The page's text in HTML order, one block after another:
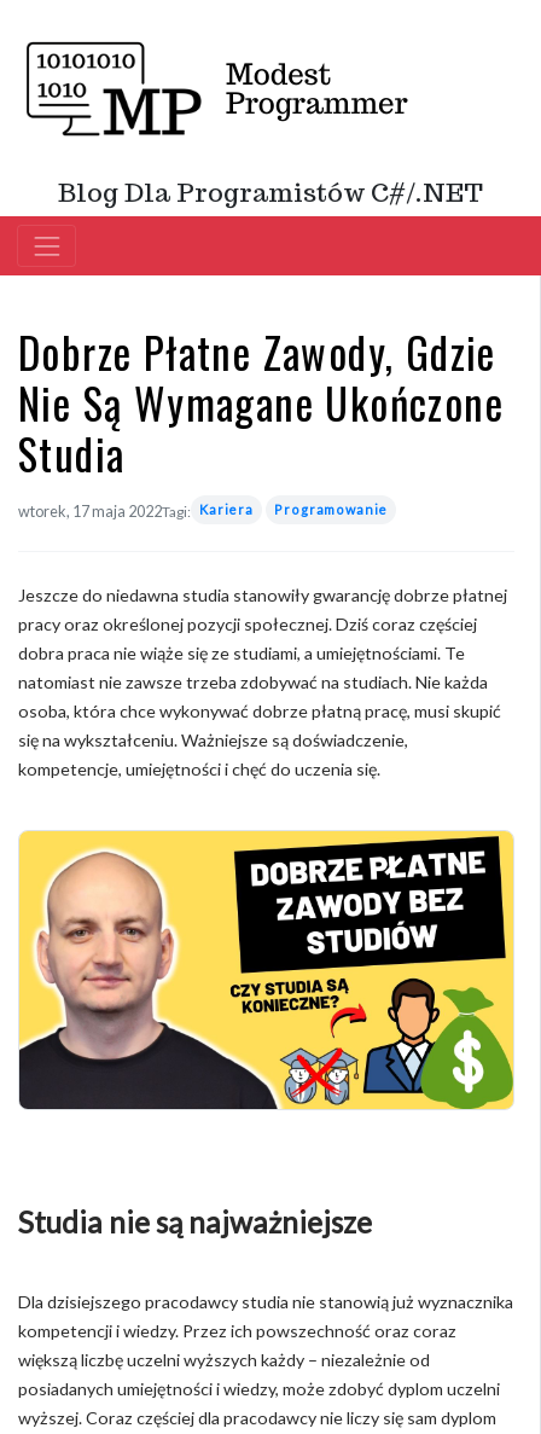
Blog Dla Programistów C#/.NET
Dobrze Płatne Zawody, Gdzie
Nie Są Wymagane Ukończone
Studia
wtorek, 17 maja 2022Tagi: Kariera Programowanie
Jeszcze do niedawna studia stanowiły gwarancję dobrze płatnej
pracy oraz określonej pozycji społecznej. Dziś coraz częściej
dobra praca nie wiąże się ze studiami, a umiejętnościami. Te
natomiast nie zawsze trzeba zdobywać na studiach. Nie każda
osoba, która chce wykonywać dobrze płatną pracę, musi skupić
się na wykształceniu. Ważniejsze są doświadczenie,
kompetencje, umiejętności i chęć do uczenia się.
Studia nie są najważniejsze
Dla dzisiejszego pracodawcy studia nie stanowią już wyznacznika
kompetencji i wiedzy. Przez ich powszechność oraz coraz
większą liczbę uczelni wyższych każdy – niezależnie od
posiadanych umiejętności i wiedzy, może zdobyć dyplom uczelni
wyższej. Coraz częściej dla pracodawcy nie liczy się sam dyplom